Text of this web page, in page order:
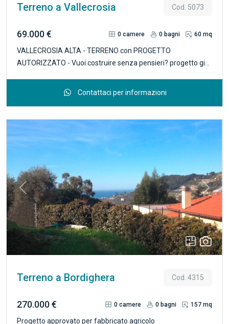
Terreno a Vallecrosia Cod. 5073
69.000 € 0camere 0 bagni 60 mq
VALLECROSIA ALTA - TERRENO con PROGETTO
AUTORIZZATO - Vuoi costruire senza pensieri? progetto già
proponiamo terreno con autorizzazione già ottenuta per
realizzare un magazzino di circa 30 m². Costi burocratici e
direzione lavori, collaudi, geologia, accatastamento): un
vantaggio concreto in termini di tempo e denaro. Accesso
esclusivo tramite scala e cancello, area già dotata di alberi
da frutto. Presenti in loco acqua condominiale ed energia
elettrica - spese comuni molto contenute. Contattaci per
maggiori informazioni o per visionare la documentazione.
Rif. 5073
Contattaci per informazioni
Previous Next
Terreno a Bordighera Cod. 4315
270.000 € 0camere 0 bagni 157 mq
Progetto approvato per fabbricato agricolo